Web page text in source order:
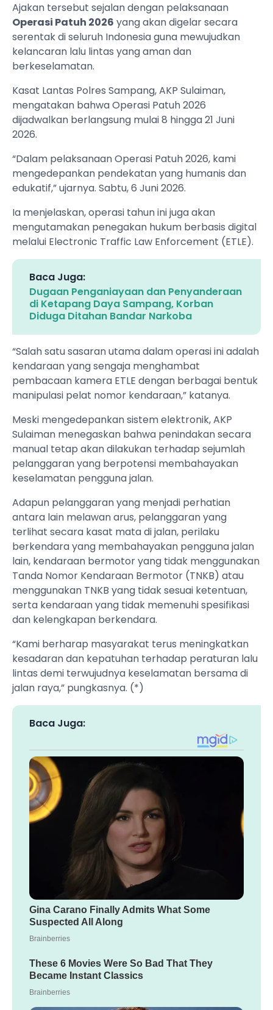
Ajakan tersebut sejalan dengan pelaksanaan
Operasi Patuh 2026 yang akan digelar secara
serentak di seluruh Indonesia guna mewujudkan
kelancaran lalu lintas yang aman dan
berkeselamatan.
Kasat Lantas Polres Sampang, AKP Sulaiman,
mengatakan bahwa Operasi Patuh 2026
dijadwalkan berlangsung mulai 8 hingga 21 Juni
2026.
“Dalam pelaksanaan Operasi Patuh 2026, kami
mengedepankan pendekatan yang humanis dan
edukatif,” ujarnya. Sabtu, 6 Juni 2026.
Ia menjelaskan, operasi tahun ini juga akan
mengutamakan penegakan hukum berbasis digital
melalui Electronic Traffic Law Enforcement (ETLE).
Baca Juga:
Dugaan Penganiayaan dan Penyanderaan
di Ketapang Daya Sampang, Korban
Diduga Ditahan Bandar Narkoba
“Salah satu sasaran utama dalam operasi ini adalah
kendaraan yang sengaja menghambat
pembacaan kamera ETLE dengan berbagai bentuk
manipulasi pelat nomor kendaraan,” katanya.
Meski mengedepankan sistem elektronik, AKP
Sulaiman menegaskan bahwa penindakan secara
manual tetap akan dilakukan terhadap sejumlah
pelanggaran yang berpotensi membahayakan
keselamatan pengguna jalan.
Adapun pelanggaran yang menjadi perhatian
antara lain melawan arus, pelanggaran yang
terlihat secara kasat mata di jalan, perilaku
berkendara yang membahayakan pengguna jalan
lain, kendaraan bermotor yang tidak menggunakan
Tanda Nomor Kendaraan Bermotor (TNKB) atau
menggunakan TNKB yang tidak sesuai ketentuan,
serta kendaraan yang tidak memenuhi spesifikasi
dan kelengkapan berkendara.
“Kami berharap masyarakat terus meningkatkan
kesadaran dan kepatuhan terhadap peraturan lalu
lintas demi terwujudnya keselamatan bersama di
jalan raya,” pungkasnya. (*)
Baca Juga: